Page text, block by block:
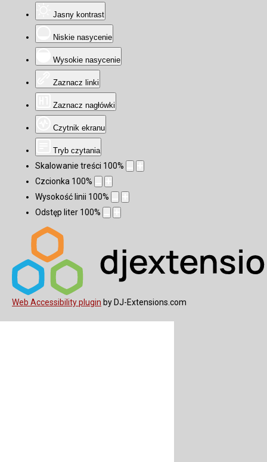
Jasny kontrast
Niskie nasycenie
Wysokie nasycenie
Zaznacz linki
Zaznacz nagłówki
Czytnik ekranu
Tryb czytania
Skalowanie treści 100%
Czcionka 100%
Wysokość linii 100%
Odstęp liter 100%
Web Accessibility plugin by DJ-Extensions.com